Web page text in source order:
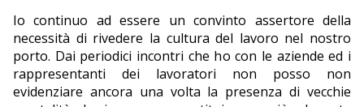
Io continuo ad essere un convinto assertore della
necessità di rivedere la cultura del lavoro nel nostro
porto. Dai periodici incontri che ho con le aziende ed i
rappresentanti dei lavoratori non posso non
evidenziare ancora una volta la presenza di vecchie